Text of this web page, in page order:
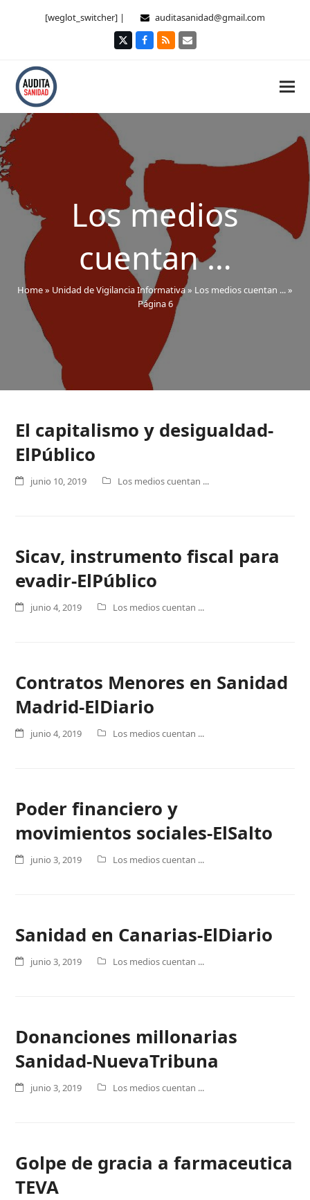
[weglot_switcher] | auditasanidad@gmail.com
TwitterFacebook
RSS Correo
Los medios
cuentan …
Home» Unidad de Vigilancia Informativa» Los medios cuentan ...»
Página 6
El capitalismo y desigualdad-
ElPúblico
junio 10, 2019 Los medios cuentan ...
Sicav, instrumento fiscal para
evadir-ElPúblico
junio 4, 2019 Los medios cuentan ...
Contratos Menores en Sanidad
Madrid-ElDiario
junio 4, 2019 Los medios cuentan ...
Poder financiero y
movimientos sociales-ElSalto
junio 3, 2019 Los medios cuentan ...
Sanidad en Canarias-ElDiario
junio 3, 2019 Los medios cuentan ...
Donanciones millonarias
Sanidad-NuevaTribuna
junio 3, 2019 Los medios cuentan ...
Golpe de gracia a farmaceutica
TEVA